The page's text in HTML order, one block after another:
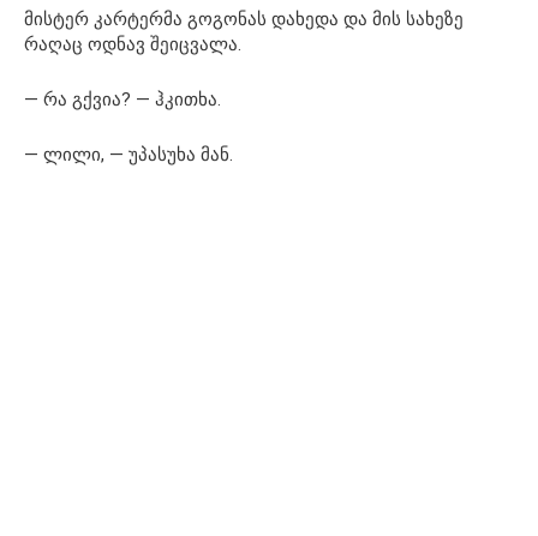
მისტერ კარტერმა გოგონას დახედა და მის სახეზე
რაღაც ოდნავ შეიცვალა.
— რა გქვია? — ჰკითხა.
— ლილი, — უპასუხა მან.